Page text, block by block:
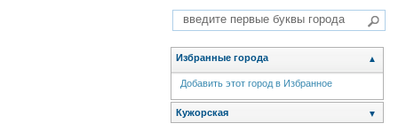
Избранные города ▲
Добавить этот город в Избранное
Кужорская ▼